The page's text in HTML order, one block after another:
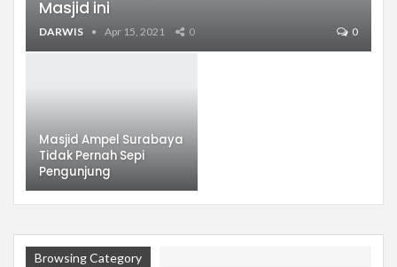
Masjid ini
DARWIS Apr 15, 2021 0 0
Masjid Ampel Surabaya
Tidak Pernah Sepi
Pengunjung
Browsing Category